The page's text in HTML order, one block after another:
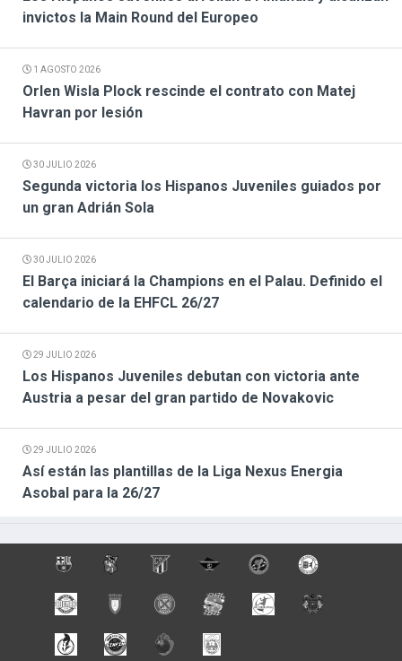
invictos la Main Round del Europeo
1 AGOSTO 2026
Orlen Wisla Plock rescinde el contrato con Matej
Havran por lesión
30 JULIO 2026
Segunda victoria los Hispanos Juveniles guiados por
un gran Adrián Sola
30 JULIO 2026
El Barça iniciará la Champions en el Palau. Definido el
calendario de la EHFCL 26/27
29 JULIO 2026
Los Hispanos Juveniles debutan con victoria ante
Austria a pesar del gran partido de Novakovic
29 JULIO 2026
Así están las plantillas de la Liga Nexus Energia
Asobal para la 26/27